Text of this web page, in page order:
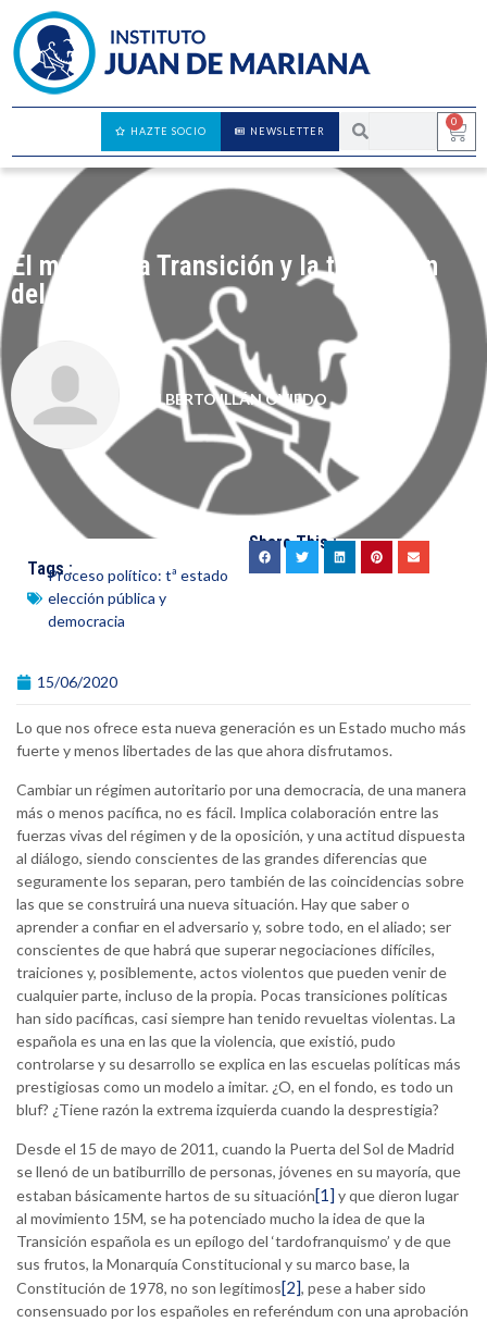
0
NEWSLETTER
HAZTE SOCIO
El mito de la Transición y la transición
del mito
ALBERTO ILLÁN OVIEDO
Tags :Proceso político: tª estado
elección pública y
democracia
Share This :
15/06/2020
Lo que nos ofrece esta nueva generación es un Estado mucho más
fuerte y menos libertades de las que ahora disfrutamos.
Cambiar un régimen autoritario por una democracia, de una manera
más o menos pacífica, no es fácil. Implica colaboración entre las
fuerzas vivas del régimen y de la oposición, y una actitud dispuesta
al diálogo, siendo conscientes de las grandes diferencias que
seguramente los separan, pero también de las coincidencias sobre
las que se construirá una nueva situación. Hay que saber o
aprender a confiar en el adversario y, sobre todo, en el aliado; ser
conscientes de que habrá que superar negociaciones difíciles,
traiciones y, posiblemente, actos violentos que pueden venir de
cualquier parte, incluso de la propia. Pocas transiciones políticas
han sido pacíficas, casi siempre han tenido revueltas violentas. La
española es una en las que la violencia, que existió, pudo
controlarse y su desarrollo se explica en las escuelas políticas más
prestigiosas como un modelo a imitar. ¿O, en el fondo, es todo un
bluf? ¿Tiene razón la extrema izquierda cuando la desprestigia?
Desde el 15 de mayo de 2011, cuando la Puerta del Sol de Madrid
se llenó de un batiburrillo de personas, jóvenes en su mayoría, que
estaban básicamente hartos de su situación[1] y que dieron lugar
al movimiento 15M, se ha potenciado mucho la idea de que la
Transición española es un epílogo del ‘tardofranquismo’ y de que
sus frutos, la Monarquía Constitucional y su marco base, la
Constitución de 1978, no son legítimos[2], pese a haber sido
consensuado por los españoles en referéndum con una aprobación